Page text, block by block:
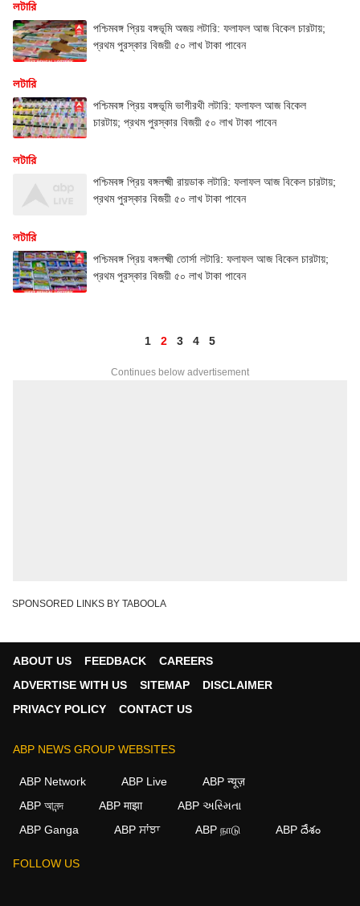
লটারি
পশ্চিমবঙ্গ প্রিয় বঙ্গভূমি অজয় লটারি: ফলাফল আজ বিকেল চারটায়;
প্রথম পুরস্কার বিজয়ী ৫০ লাখ টাকা পাবেন
লটারি
পশ্চিমবঙ্গ প্রিয় বঙ্গভূমি ভাগীরথী লটারি: ফলাফল আজ বিকেল
চারটায়; প্রথম পুরস্কার বিজয়ী ৫০ লাখ টাকা পাবেন
লটারি
পশ্চিমবঙ্গ প্রিয় বঙ্গলক্ষ্মী রায়ডাক লটারি: ফলাফল আজ বিকেল চারটায়;
প্রথম পুরস্কার বিজয়ী ৫০ লাখ টাকা পাবেন
লটারি
পশ্চিমবঙ্গ প্রিয় বঙ্গলক্ষ্মী তোর্সা লটারি: ফলাফল আজ বিকেল চারটায়;
প্রথম পুরস্কার বিজয়ী ৫০ লাখ টাকা পাবেন
1 2 3 4 5
Continues below advertisement
SPONSORED LINKS BY TABOOLA
ABOUT US FEEDBACK
CAREERS
ADVERTISE WITH US
SITEMAP
DISCLAIMER
PRIVACY POLICY
CONTACT US
ABP NEWS GROUP WEBSITES
ABP Network ABP Live
ABP न्यूज़
ABP আনন্দ
ABP माझा
ABP અસ્મિતા
ABP Ganga
ABP ਸਾਂਝਾ ABP நாடு ABP దేశం
FOLLOW US
We use cookies to improve your experience, analyze